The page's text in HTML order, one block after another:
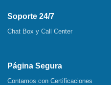
Soporte 24/7
Chat Box y Call Center
Página Segura
Contamos con Certificaciones